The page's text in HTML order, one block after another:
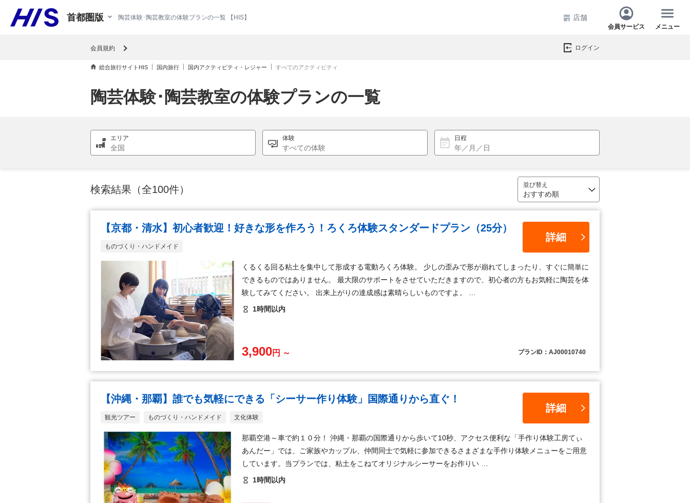
陶芸体験･陶芸教室の体験プランの一覧 【HIS】
首都圏版 店舗
会員サービス メニュー
会員規約 ログイン
総合旅行サイトHIS 国内旅行 国内アクティビティ・レジャー すべてのアクティビティ
陶芸体験･陶芸教室の体験プランの一覧
検索結果（全100件）
【京都・清水】初心者歓迎！好きな形を作ろう！ろくろ体験スタンダードプラン（25分）
ものづくり・ハンドメイド
くるくる回る粘土を集中して形成する電動ろくろ体験。 少しの歪みで形が崩れてしまったり、すぐに簡単に
できるものではありません。 最大限のサポートをさせていただきますので、初心者の方もお気軽に陶芸を体
験してみてください。 出来上がりの達成感は素晴らしいものですよ。 …
1時間以内
3,900円 ～ プランID：AJ00010740
詳細
【沖縄・那覇】誰でも気軽にできる「シーサー作り体験」国際通りから直ぐ！
観光ツアー ものづくり・ハンドメイド 文化体験
那覇空港～車で約１０分！ 沖縄・那覇の国際通りから歩いて10秒、アクセス便利な「手作り体験工房てぃ
あんだー」では、ご家族やカップル、仲間同士で気軽に参加できるさまざまな手作り体験メニューをご用意
しています。当プランでは、粘土をこねてオリジナルシーサーをお作りい …
1時間以内
詳細